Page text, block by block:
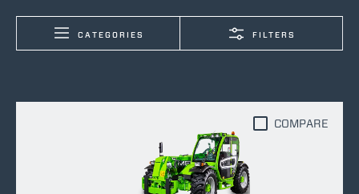
CATEGORIES FILTERS
COMPARE